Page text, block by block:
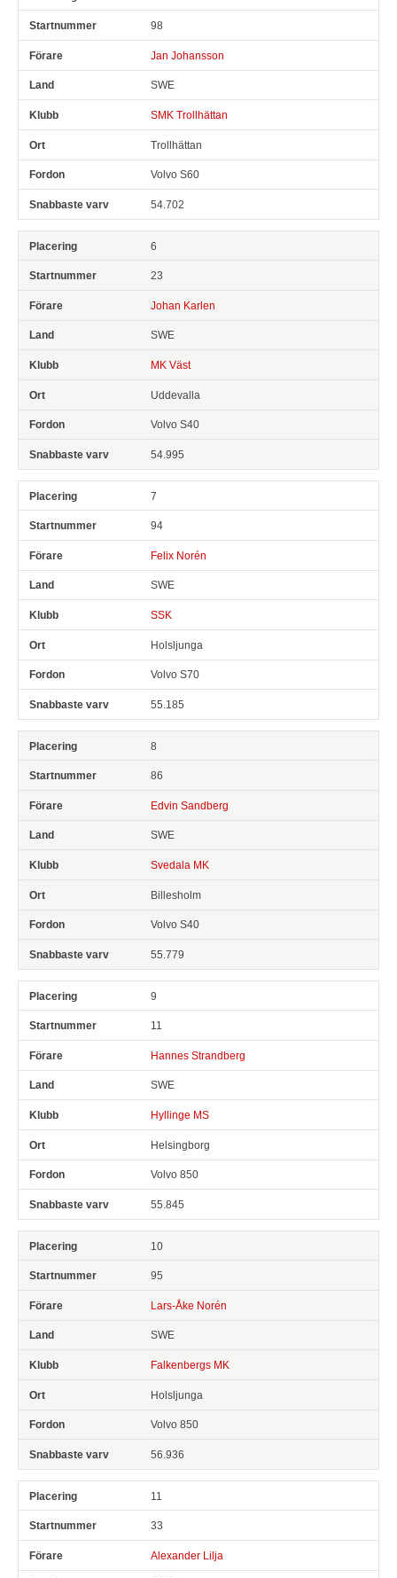
98
Jan Johansson
SWE
SMK Trollhättan
Trollhättan
Volvo S60
54.702
6
23
Johan Karlen
SWE
MK Väst
Uddevalla
Volvo S40
54.995
7
94
Felix Norén
SWE
SSK
Holsljunga
Volvo S70
55.185
8
86
Edvin Sandberg
SWE
Svedala MK
Billesholm
Volvo S40
55.779
9
11
Hannes Strandberg
SWE
Hyllinge MS
Helsingborg
Volvo 850
55.845
10
95
Lars-Åke Norén
SWE
Falkenbergs MK
Holsljunga
Volvo 850
56.936
11
33
Alexander Lilja